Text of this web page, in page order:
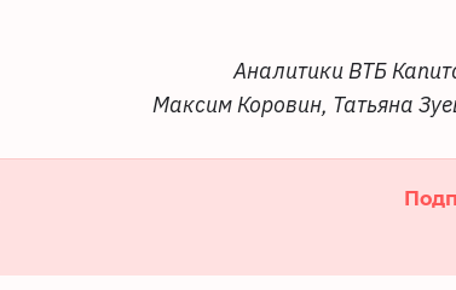
Аналитики ВТБ
Максим Коровин, Татьяна